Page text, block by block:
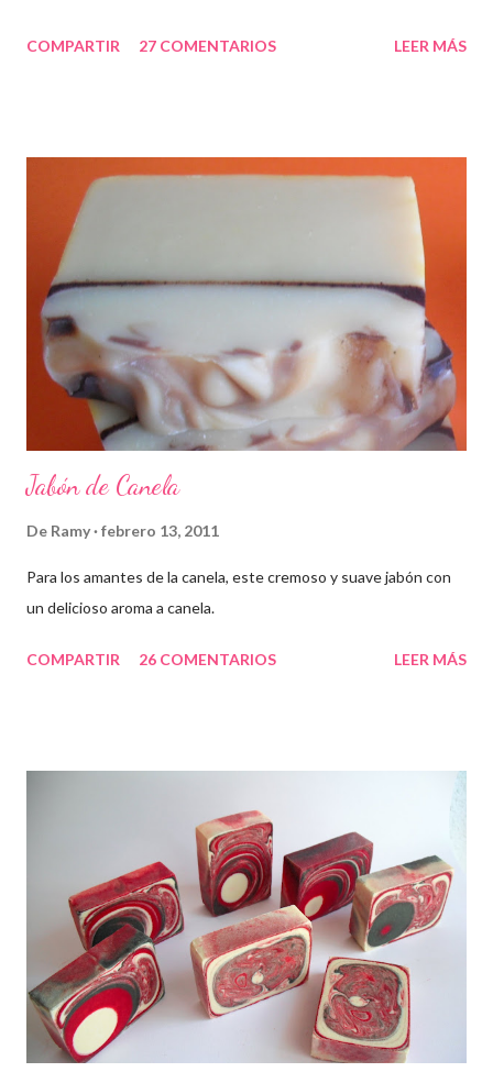
COMPARTIR 27 COMENTARIOS LEER MÁS
Jabón de Canela
De Ramy febrero 13, 2011
Para los amantes de la canela, este cremoso y suave jabón con
un delicioso aroma a canela.
COMPARTIR 26 COMENTARIOS LEER MÁS